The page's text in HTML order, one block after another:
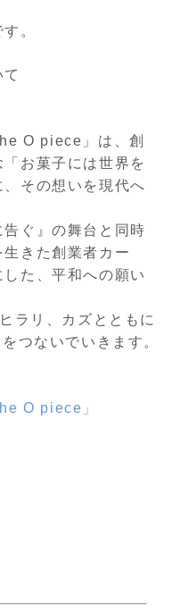
。
O piece」は、創
お菓子には世界を
その想いを現代へ
ぐ』の舞台と同時
きた創業者カー
た、平和への願い
ラリ、カズとともに
つないでいきます。
O piece」